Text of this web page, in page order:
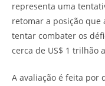
representa uma
retomar a posição que
tentar combater os
cerca de US$ 1 trilhão
A avaliação é feita por